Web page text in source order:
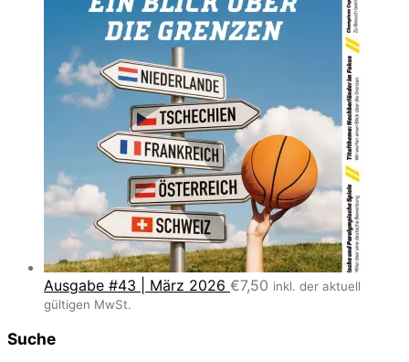
Ausgabe #43 | März 2026 €7,50 inkl. der aktuell
gültigen MwSt.
Suche